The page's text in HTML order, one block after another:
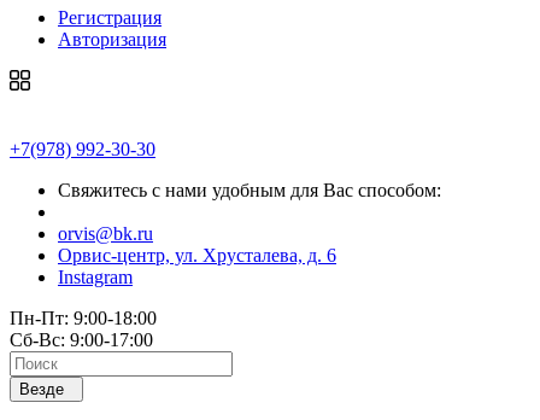
Регистрация
Авторизация
+7(978) 992-30-30
Свяжитесь с нами удобным для Вас способом:
orvis@bk.ru
Орвис-центр, ул. Хрусталева, д. 6
Instagram
Пн-Пт: 9:00-18:00
Сб-Вс: 9:00-17:00
Везде